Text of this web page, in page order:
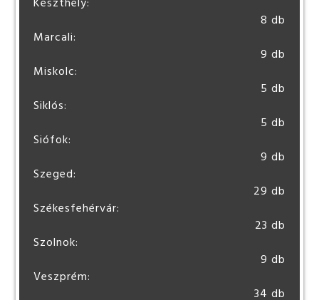
8 db
Marcali:
9 db
Miskolc:
5 db
Siklós:
5 db
Siófok:
9 db
Szeged:
29 db
Székesfehérvár:
23 db
Szolnok:
9 db
Veszprém:
34 db